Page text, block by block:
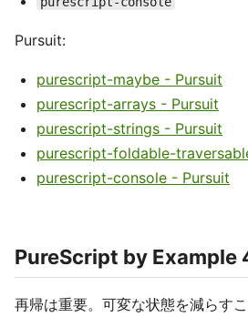
Pursuit:
purescript-maybe - Pursuit
purescript-arrays - Pursuit
purescript-strings - Pursuit
purescript-foldable-
purescript-console - Pursuit
PureScript by Example
再帰は重要。可変な状態を減らす